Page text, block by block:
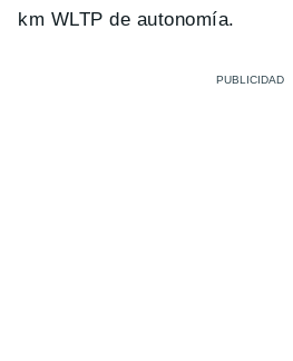
km WLTP de autonomía.